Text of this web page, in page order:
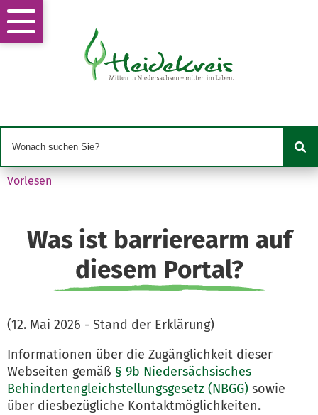
Vorlesen
Was ist barrierearm auf
diesem Portal?
(12. Mai 2026 - Stand der Erklärung)
Informationen über die Zugänglichkeit dieser
Webseiten gemäß § 9b Niedersächsisches
Behindertengleichstellungsgesetz (NBGG) sowie
über diesbezügliche Kontaktmöglichkeiten.